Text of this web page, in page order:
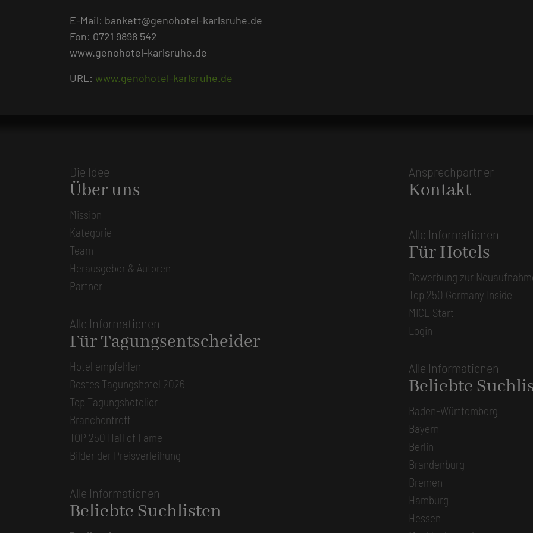
E-Mail: bankett@genohotel-karlsruhe.de
Fon: 0721 9898 542
www.genohotel-karlsruhe.de
URL: www.genohotel-karlsruhe.de
Die Idee
Über uns
Mission
Kategorie
Team
Herausgeber & Autoren
Partner
Alle Informationen
Für Tagungsentscheider
Hotel empfehlen
Bestes Tagungshotel 2026
Top Tagungshotelier
Branchentreff
TOP 250 Hall of Fame
Bilder der Preisverleihung
Alle Informationen
Beliebte Suchlisten
Ansprechpartner
Kontakt
Alle Informationen
Für Hotels
Bewerbung zur
Top 250 Germany Inside
MICE Start
Login
Alle Informationen
Beliebte
Baden-Württemberg
Bayern
Berlin
Brandenburg
Bremen
Hamburg
Hessen